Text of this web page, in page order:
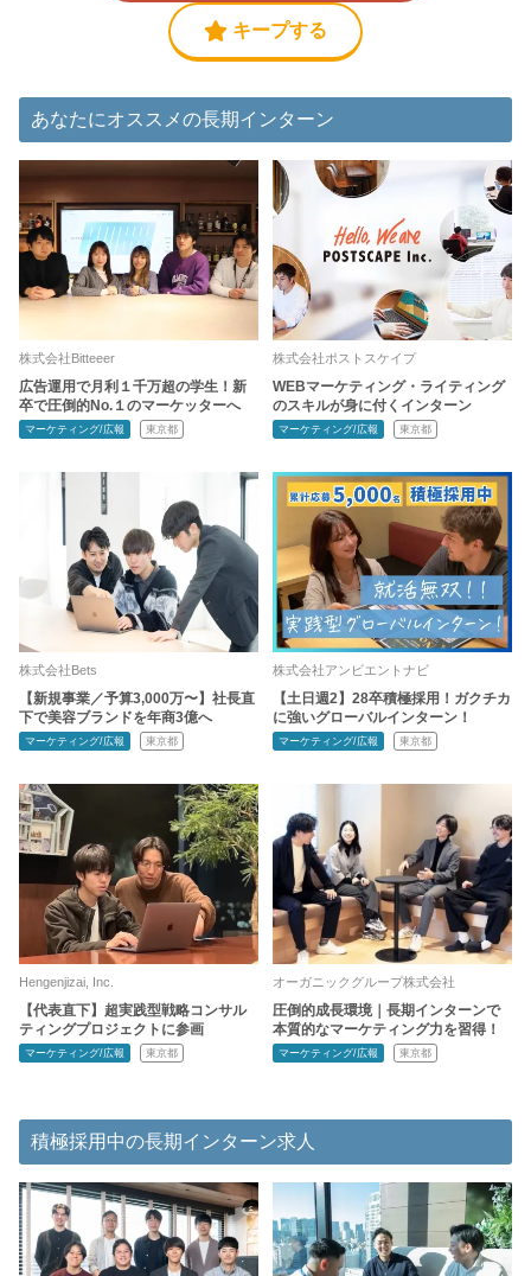
キープする
あなたにオススメの長期インターン
株式会社Bitteeer
広告運用で月利１千万超の学生！新
卒で圧倒的No.１のマーケッターへ
マーケティング/広報 東京都
株式会社ポストスケイプ
WEBマーケティング・ライティング
のスキルが身に付くインターン
マーケティング/広報 東京都
株式会社Bets
【新規事業／予算3,000万〜】社長直
下で美容ブランドを年商3億へ
マーケティング/広報 東京都
株式会社アンビエントナビ
【土日週2】28卒積極採用！ガクチカ
に強いグローバルインターン！
マーケティング/広報 東京都
Hengenjizai, Inc.
【代表直下】超実践型戦略コンサル
ティングプロジェクトに参画
マーケティング/広報 東京都
オーガニックグループ株式会社
圧倒的成長環境｜長期インターンで
本質的なマーケティング力を習得！
マーケティング/広報 東京都
積極採用中の長期インターン求人